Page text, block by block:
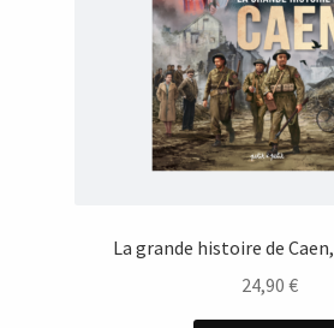
La grande histoire de
24,90 €